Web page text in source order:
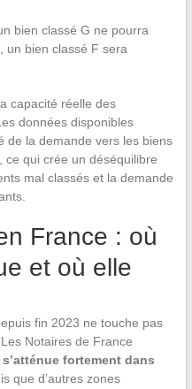
bien classé G ne pourra
un bien classé F sera
capacité réelle des
données disponibles
de la demande vers les biens
ce qui crée un déséquilibre
mal classés et la demande
France : où
et où elle
fin 2023 ne touche pas
Notaires de France
fortement dans
que d’autres zones